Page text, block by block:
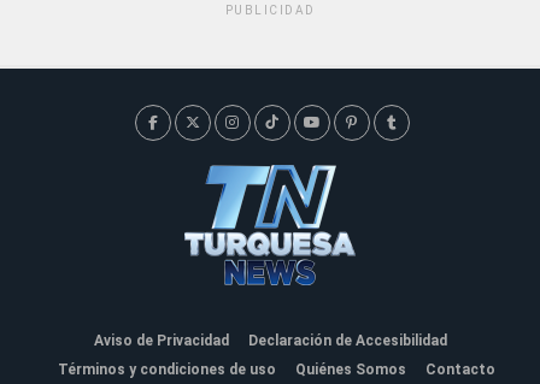
PUBLICIDAD
Aviso de Privacidad
Declaración de Accesibilidad
Términos y condiciones de uso
Quiénes Somos Contacto